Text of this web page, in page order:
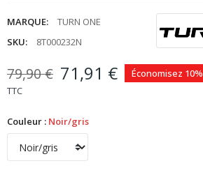
MARQUE:
TURN ONE
SKU:
8T000232N
79,90 € 71,91 €
Économisez 10%
TTC
Couleur : Noir/gris